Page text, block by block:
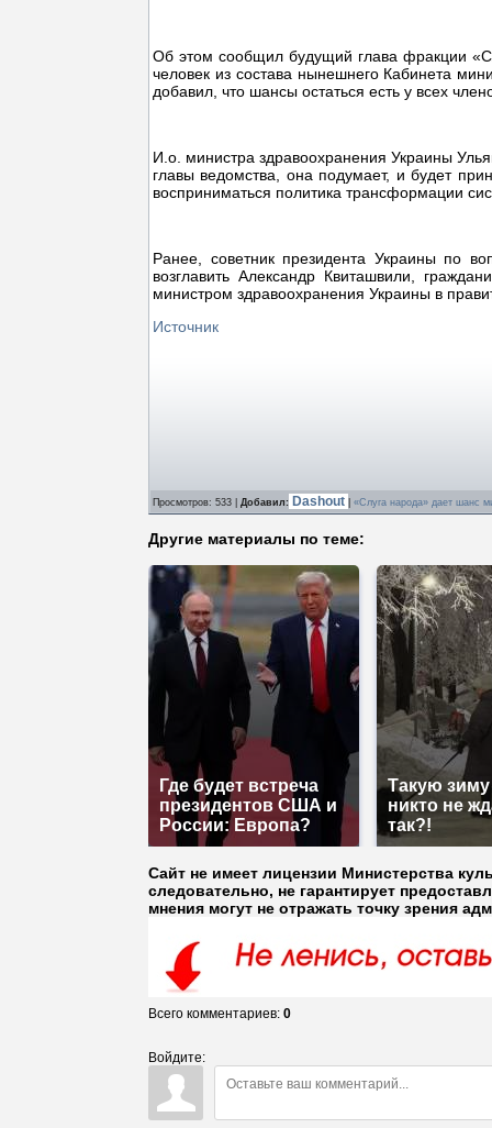
Об этом сообщил будущий глава фракции
человек из состава нынешнего Кабинета
добавил, что шансы остаться есть у всех
И.о. министра здравоохранения Украины
главы ведомства, она подумает, и будет
восприниматься политика трансформации
Ранее, советник президента Украины по
возглавить Александр Квиташвили,
министром здравоохранения Украины в
Источник
Просмотров: 533 | Добавил: Dashout «Слуга народа» дает шанс
Другие материалы по теме:
Где будет встреча
президентов США и
России: Европа?
Такую
никто не
так?!
Сайт не имеет лицензии Министерства
следовательно, не гарантирует
мнения могут не отражать точку зрения
Всего комментариев: 0
Войдите: